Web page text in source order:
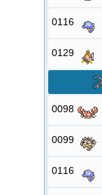
0116
0129
0098
0099
0116